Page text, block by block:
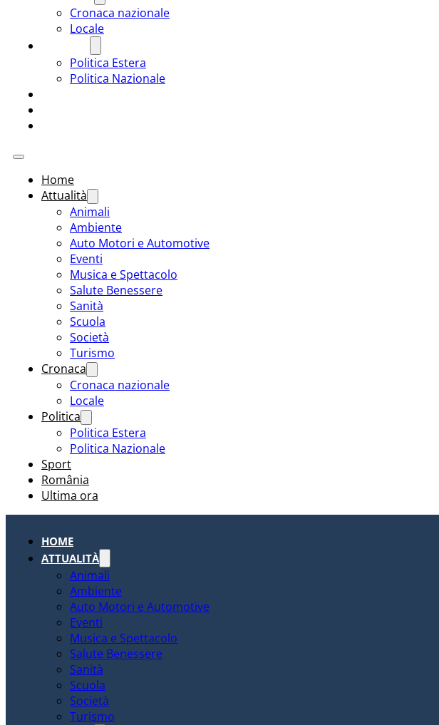
Cronaca nazionale
Locale
Politica Estera
Politica Nazionale
Home
Attualità
Animali
Ambiente
Auto Motori e Automotive
Eventi
Musica e Spettacolo
Salute Benessere
Sanità
Scuola
Società
Turismo
Cronaca
Cronaca nazionale
Locale
Politica
Politica Estera
Politica Nazionale
Sport
România
Ultima ora
HOME
ATTUALITÀ
Animali
Ambiente
Auto Motori e Automotive
Eventi
Musica e Spettacolo
Salute Benessere
Sanità
Scuola
Società
Turismo